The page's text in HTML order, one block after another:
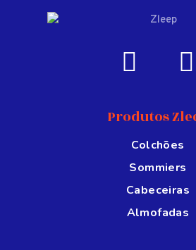
Produtos
Colchões
Sommiers
Cabeceiras
Almofadas